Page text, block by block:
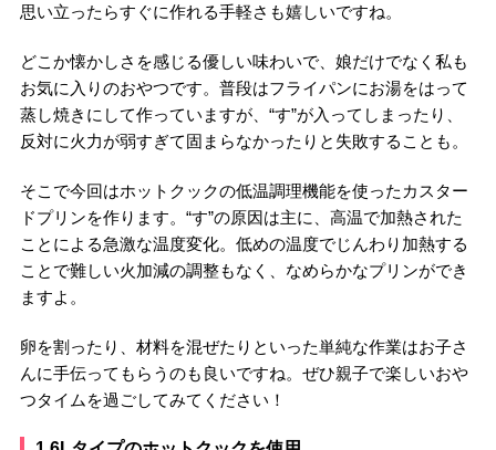
思い立ったらすぐに作れる手軽さも嬉しいですね。
どこか懐かしさを感じる優しい味わいで、娘だけでなく私も
お気に入りのおやつです。普段はフライパンにお湯をはって
蒸し焼きにして作っていますが、“す”が入ってしまったり、
反対に火力が弱すぎて固まらなかったりと失敗することも。
そこで今回はホットクックの低温調理機能を使ったカスター
ドプリンを作ります。“す”の原因は主に、高温で加熱された
ことによる急激な温度変化。低めの温度でじんわり加熱する
ことで難しい火加減の調整もなく、なめらかなプリンができ
ますよ。
卵を割ったり、材料を混ぜたりといった単純な作業はお子さ
んに手伝ってもらうのも良いですね。ぜひ親子で楽しいおや
つタイムを過ごしてみてください！